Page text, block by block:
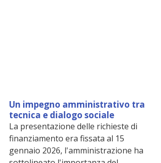
Un impegno amministrativo tra
tecnica e dialogo sociale
La presentazione delle richieste di
finanziamento era fissata al 15
gennaio 2026, l'amministrazione ha